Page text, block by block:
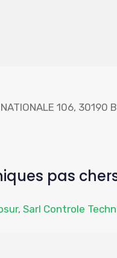
106, 30190
pas
, Sarl Controle